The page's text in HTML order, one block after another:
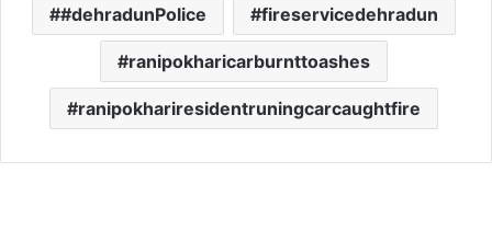
#dehradunPolice fireservicedehradun
ranipokharicarburnttoashes
ranipokhariresidentruningcarcaughtfire